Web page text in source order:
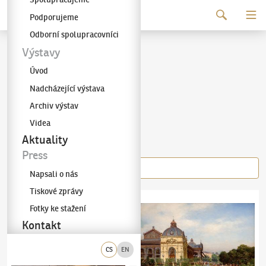
Galerie KODL
CS EN
Podporujeme
Odborní spolupracovníci
Výstavy
Úvod
Nadcházející výstava
Archiv výstav
Videa
Aktuality
Press
Napsali o nás
Tiskové zprávy
Fotky ke stažení
Kontakt
Karel Liebscher
(1851–1906)
Díla autora
Karel Liebscher(1851–1906)